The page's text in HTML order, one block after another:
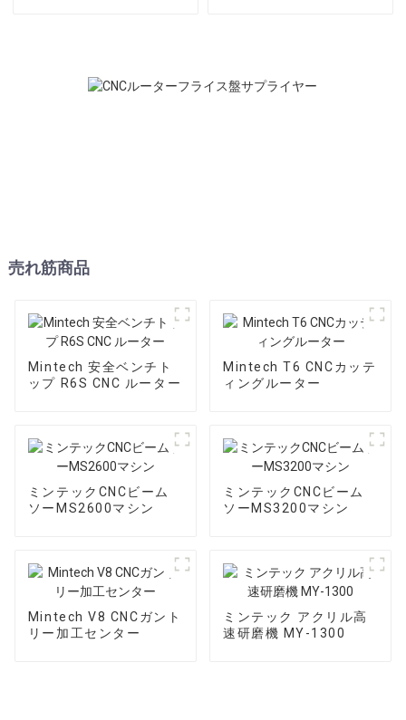
売れ筋商品
Mintech 安全ベンチト
ップ R6S CNC ルーター
Mintech T6 CNCカッテ
ィングルーター
ミンテックCNCビーム
ソーMS2600マシン
ミンテックCNCビーム
ソーMS3200マシン
Mintech V8 CNCガント
リー加工センター
ミンテック アクリル高
速研磨機 MY-1300